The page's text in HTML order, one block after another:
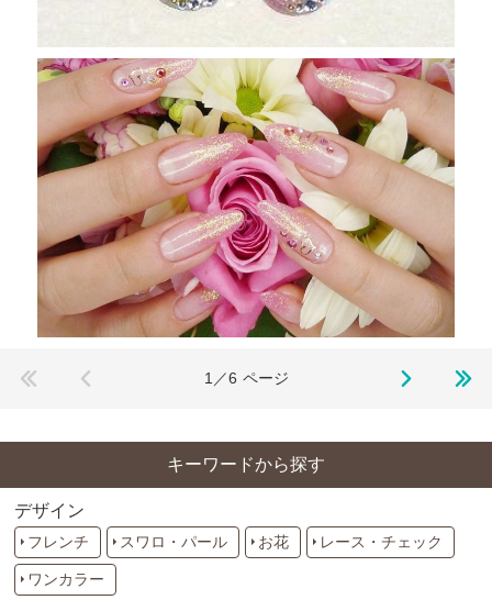
1／6 ページ
キーワードから探す
デザイン
フレンチ スワロ・パール お花 レース・チェック
ワンカラー